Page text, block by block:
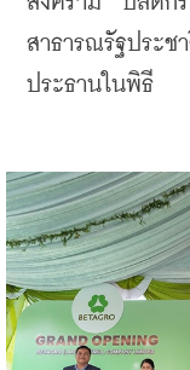
สาธารณรัฐประช
ประธานในพิธี